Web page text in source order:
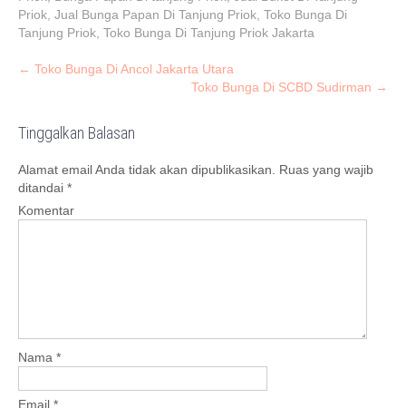
Priok Jual Bunga Papan Di Tanjung Priok Toko Bunga Di
Tanjung Priok Toko Bunga Di Tanjung Priok Jakarta
P
t
n
a
v
o
n
← Toko Bunga Di Ancol Jakarta Utara
Toko Bunga Di SCBD Sudirman →
Tinggalkan Balasan
Alamat email Anda tidak akan dipublikasikan.
Ruas yang wajib
ditandai *
Komentar
Nama *
Email *